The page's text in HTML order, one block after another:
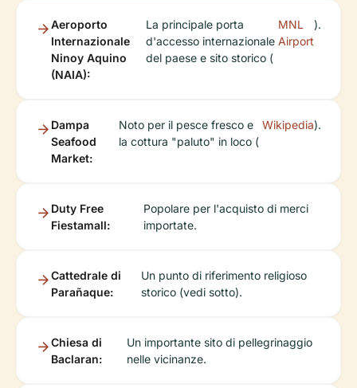
Aeroporto
Internazionale
Ninoy Aquino
(NAIA):
La principale porta
d'accesso internazionale
del paese e sito storico (
MNL
Airport
).
Dampa
Seafood
Market:
Noto per il pesce fresco e
la cottura "paluto" in loco (
Wikipedia).
Duty Free
Fiestamall:
Popolare per l'acquisto di merci
importate.
Cattedrale di
Parañaque:
Un punto di riferimento religioso
storico (vedi sotto).
Chiesa di
Baclaran:
Un importante sito di pellegrinaggio
nelle vicinanze.